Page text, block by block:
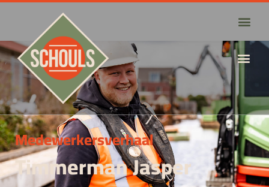
Medewerkersverhaal
Timmerman Jasper